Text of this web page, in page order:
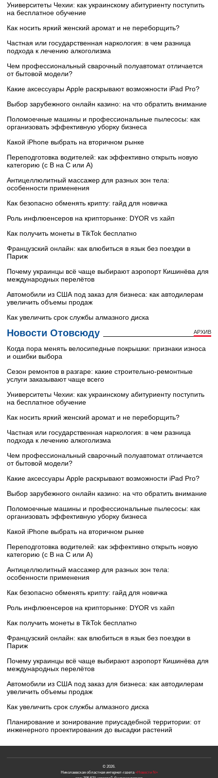
Университеты Чехии: как украинскому абитуриенту поступить
на бесплатное обучение
Как носить яркий женский аромат и не переборщить?
Частная или государственная наркология: в чем разница
подхода к лечению алкоголизма
Чем профессиональный сварочный полуавтомат отличается
от бытовой модели?
Какие аксессуары Apple раскрывают возможности iPad Pro?
Выбор зарубежного онлайн казино: на что обратить внимание
Поломоечные машины и профессиональные пылесосы: как
организовать эффективную уборку бизнеса
Какой iPhone выбрать на вторичном рынке
Переподготовка водителей: как эффективно открыть новую
категорию (с B на C или А)
Антицеллюлитный массажер для разных зон тела:
особенности применения
Как безопасно обменять крипту: гайд для новичка
Роль инфлюенсеров на крипторынке: DYOR vs хайп
Как получить монеты в TikTok бесплатно
Французский онлайн: как влюбиться в язык без поездки в
Париж
Почему украинцы всё чаще выбирают аэропорт Кишинёва для
международных перелётов
Автомобили из США под заказ для бизнеса: как автодилерам
увеличить объемы продаж
Как увеличить срок службы алмазного диска
Новости Отовсюду АРХИВ
Когда пора менять велосипедные покрышки: признаки износа
и ошибки выбора
Сезон ремонтов в разгаре: какие строительно-ремонтные
услуги заказывают чаще всего
Университеты Чехии: как украинскому абитуриенту поступить
на бесплатное обучение
Как носить яркий женский аромат и не переборщить?
Частная или государственная наркология: в чем разница
подхода к лечению алкоголизма
Чем профессиональный сварочный полуавтомат отличается
от бытовой модели?
Какие аксессуары Apple раскрывают возможности iPad Pro?
Выбор зарубежного онлайн казино: на что обратить внимание
Поломоечные машины и профессиональные пылесосы: как
организовать эффективную уборку бизнеса
Какой iPhone выбрать на вторичном рынке
Переподготовка водителей: как эффективно открыть новую
категорию (с B на C или А)
Антицеллюлитный массажер для разных зон тела:
особенности применения
Как безопасно обменять крипту: гайд для новичка
Роль инфлюенсеров на крипторынке: DYOR vs хайп
Как получить монеты в TikTok бесплатно
Французский онлайн: как влюбиться в язык без поездки в
Париж
Почему украинцы всё чаще выбирают аэропорт Кишинёва для
международных перелётов
Автомобили из США под заказ для бизнеса: как автодилерам
увеличить объемы продаж
Как увеличить срок службы алмазного диска
Планирование и зонирование приусадебной территории: от
инженерного проектирования до высадки растений
© 2026.
Николаевская областная интернет-газета «Новости N»